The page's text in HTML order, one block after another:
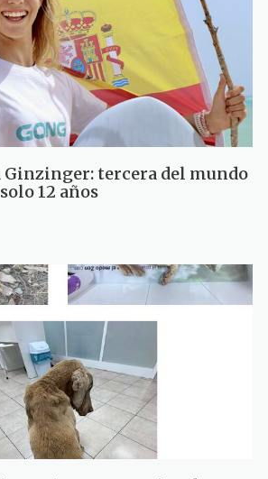
tercera del mundo
12 años